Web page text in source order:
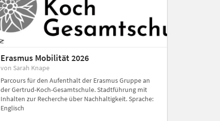
Erasmus Mobilität 2026
von Sarah Knape
Parcours für den Aufenthalt der Erasmus Gruppe an
der Gertrud-Koch-Gesamtschule. Stadtführung mit
Inhalten zur Recherche über Nachhaltigkeit. Sprache:
Englisch